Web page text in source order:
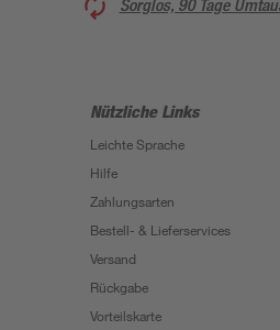
Sorglos, 90 Tage
Nützliche Links
Leichte Sprache
Hilfe
Zahlungsarten
Bestell- & Lieferservices
Versand
Rückgabe
Vorteilskarte